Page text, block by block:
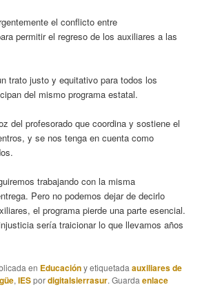
el conflicto entre
permitir el regreso de los auxiliares a las
trato justo y equitativo para todos los
del mismo programa estatal.
del profesorado que coordina y sostiene el
y se nos tenga en cuenta como
trabajando con la misma
Pero no podemos dejar de decirlo
el programa pierde una parte esencial.
sería traicionar lo que llevamos años
en Educacióny etiquetadaauxiliares de
,IESpordigitalsierrasur. Guardaenlace